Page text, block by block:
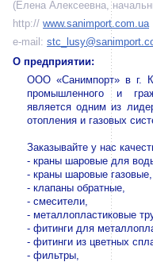
(Елена Алексеевна,
http:// www.sanimport.com.ua
e-mail:
О предприятии:
ООО «Санимпорт» в г.
промышленного и
является одним из
отопления и газовых
Заказывайте у нас
- краны шаровые для
- краны шаровые газовые,
- клапаны обратные,
- смесители,
- металлопластиковые
- фитинги для
- фитинги из цветных
- фильтры,